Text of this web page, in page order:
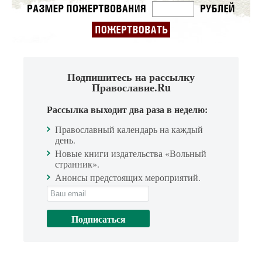
Подпишитесь на рассылку
Православие.Ru
Рассылка выходит два раза в неделю:
Православный календарь на каждый
день.
Новые книги издательства «Вольный
странник».
Анонсы предстоящих мероприятий.